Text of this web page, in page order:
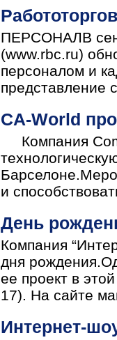
ПЕРСОНАЛВ
(www.rbc.ru)
персоналом и
представление
CA-World
Компания
и
День
Компания
дня
ее проект в
17). На сайте
Интернет-